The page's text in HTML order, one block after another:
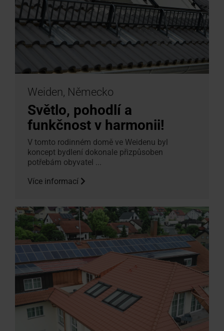
Weiden, Německo
Světlo, pohodlí a
funkčnost v harmonii!
V tomto rodinném domě ve Weidenu byl
koncept bydlení dokonale přizpůsoben
potřebám obyvatel ...
Více informací